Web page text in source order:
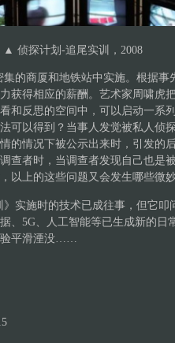
▲ 侦探计划-追尾实训，2008
集的商厦和地铁站中实施。根据事
获得相应的薪酬。艺术家周啸虎
和反思的空间中，可以启动一系
可以得到？当事人发觉被私人侦
的情况下被公示出来时，引发的
查者时，当调查者发现自己也是
以上的这些问题又会发生哪些
实施时的技术已成往事，但它叩
、5G、人工智能等已生成新的日
平滑湮没……